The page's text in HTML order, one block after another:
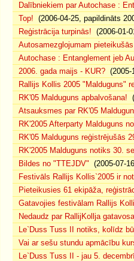
Dalībniekiem par Autochase :
Top! (2006-04-25, papildināts
Reģistrācija turpinās! (2006-01-
Autosamezglojumam
Autochase : Entanglement jeb
2006. gada maijs - KUR? (2005-
Rallijs Kollis 2005 "Malduguns"
RK'05 Malduguns apbalvošana!
Atsauksmes par RK'05
RK'2005 Afterparty Malduguns
RK'05 Malduguns reģistrējušās
RK'2005 Malduguns notiks 30.
Bildes no "TTEJDV" (2005-07-
Festivāls Rallijs Kollis`2005 ir
Pieteikusies 61 ekipāža,
Gatavojies festivālam Rallijs
Nedaudz par RallijKollja
Le`Duss Tuss II notiks, kolīdz
Vai ar sešu stundu apmācību
Le`Duss Tuss II - jau 5.